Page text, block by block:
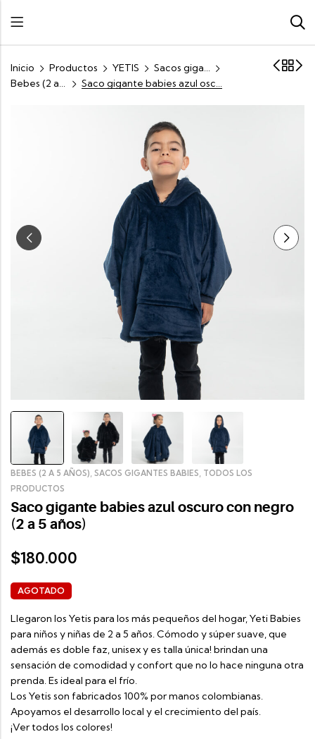
Inicio Productos YETIS
Sacos gigantes kids
Bebes (2 a 5 años)
Saco gigante babies azul oscuro con negro (2 a 5 años)
BEBES (2 A 5 AÑOS), SACOS GIGANTES BABIES, TODOS LOS
PRODUCTOS
Saco gigante babies azul oscuro con negro
(2 a 5 años)
$180.000
AGOTADO
Llegaron los Yetis para los más pequeños del hogar, Yeti Babies
para niños y niñas de 2 a 5 años. Cómodo y súper suave, que
además es doble faz, unisex y es talla única! brindan una
sensación de comodidad y confort que no lo hace ninguna otra
prenda. Es ideal para el frío.
Los Yetis son fabricados 100% por manos colombianas.
Apoyamos el desarrollo local y el crecimiento del país.
¡Ver todos los colores!